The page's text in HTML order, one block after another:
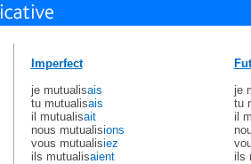
Imperfect
je mutualisais
tu mutualisais
il mutualisait
nous mutualisions
vous mutualisiez
ils mutualisaient
je
tu
il
ils